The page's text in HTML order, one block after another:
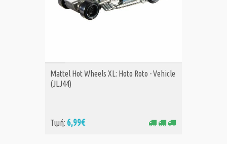
ΑΓΟΡΑ
Mattel Hot Wheels XL: Hoto Roto - Vehicle
(JLJ44)
Τιμή: 6,99€